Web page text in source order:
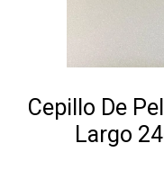
Cepillo De
Largo